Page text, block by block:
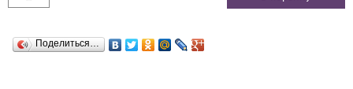
Поделиться…